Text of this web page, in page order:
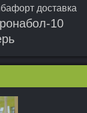
доставка
10